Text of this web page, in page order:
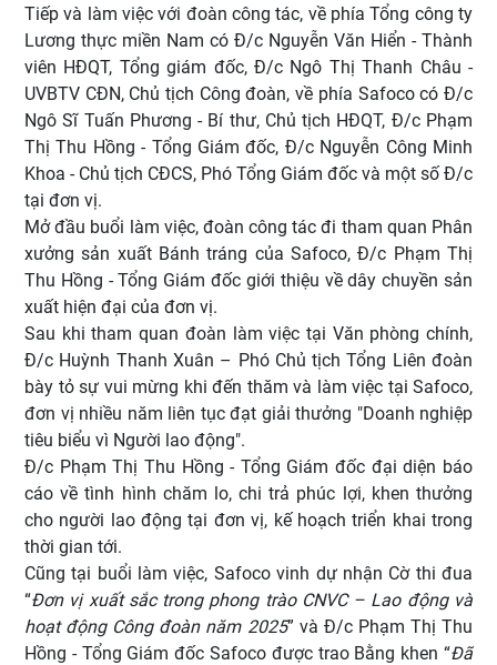
Tiếp và làm việc với đoàn công tác, về phía Tổng công ty
Lương thực miền Nam có Đ/c Nguyễn Văn Hiển - Thành
viên HĐQT, Tổng giám đốc, Đ/c Ngô Thị Thanh Châu -
UVBTV CĐN, Chủ tịch Công đoàn, về phía Safoco có Đ/c
Ngô Sĩ Tuấn Phương - Bí thư, Chủ tịch HĐQT, Đ/c Phạm
Thị Thu Hồng - Tổng Giám đốc, Đ/c Nguyễn Công Minh
Khoa - Chủ tịch CĐCS, Phó Tổng Giám đốc và một số Đ/c
tại đơn vị.
Mở đầu buổi làm việc, đoàn công tác đi tham quan Phân
xưởng sản xuất Bánh tráng của Safoco, Đ/c Phạm Thị
Thu Hồng - Tổng Giám đốc giới thiệu về dây chuyền sản
xuất hiện đại của đơn vị.
Sau khi tham quan đoàn làm việc tại Văn phòng chính,
Đ/c Huỳnh Thanh Xuân – Phó Chủ tịch Tổng Liên đoàn
bày tỏ sự vui mừng khi đến thăm và làm việc tại Safoco,
đơn vị nhiều năm liên tục đạt giải thưởng "Doanh nghiệp
tiêu biểu vì Người lao động".
Đ/c Phạm Thị Thu Hồng - Tổng Giám đốc đại diện báo
cáo về tình hình chăm lo, chi trả phúc lợi, khen thưởng
cho người lao động tại đơn vị, kế hoạch triển khai trong
thời gian tới.
Cũng tại buổi làm việc, Safoco vinh dự nhận Cờ thi đua
“Đơn vị xuất sắc trong phong trào CNVC – Lao động và
hoạt động Công đoàn năm 2025” và Đ/c Phạm Thị Thu
Hồng - Tổng Giám đốc Safoco được trao Bằng khen “Đã